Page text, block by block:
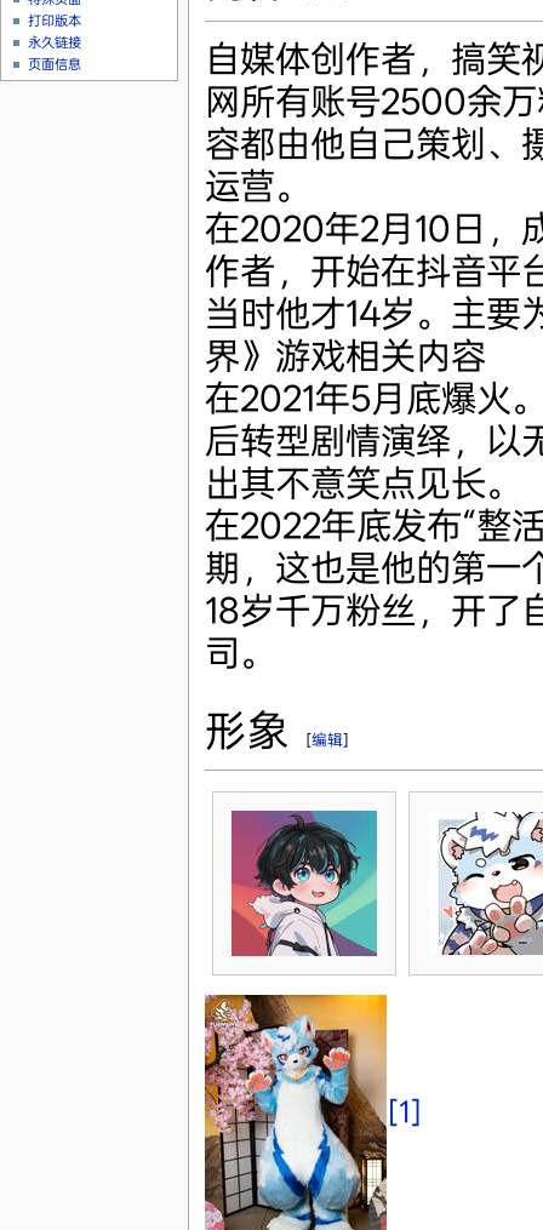
自媒体创作者，搞笑
网所有账号2500余
容都由他自己策划、
运营。
在2020年2月10日，
作者，开始在抖音平
当时他才14岁。主要
界》游戏相关内容
在2021年5月底爆火
后转型剧情演绎，以
出其不意笑点见长。
在2022年底发布“整
期，这也是他的第一
18岁千万粉丝，开了
司。
形象 [编辑]
[1]
打印版本
永久链接
页面信息